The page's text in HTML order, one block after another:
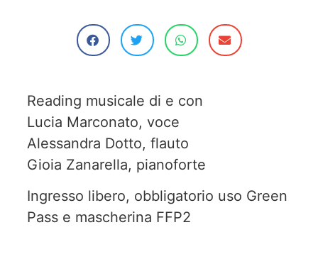
Reading musicale di e con
Lucia Marconato, voce
Alessandra Dotto, flauto
Gioia Zanarella, pianoforte
Ingresso libero, obbligatorio uso Green
Pass e mascherina FFP2